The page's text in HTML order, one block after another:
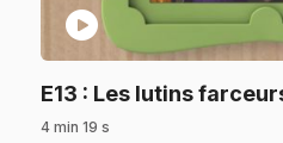
play_circle
E13 : Les lutins
4 min 19 s